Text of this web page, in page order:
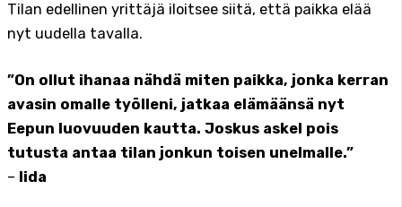
Tilan edellinen yrittäjä iloitsee siitä, että paikka elää
nyt uudella tavalla.
”On ollut ihanaa nähdä miten paikka, jonka kerran
avasin omalle työlleni, jatkaa elämäänsä nyt
Eepun luovuuden kautta. Joskus askel pois
tutusta antaa tilan jonkun toisen unelmalle.”
– Iida